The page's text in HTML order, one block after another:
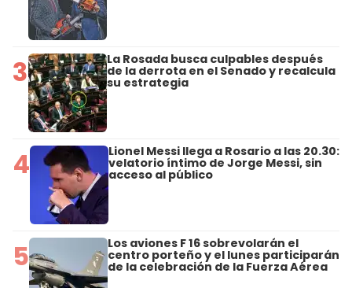
3 La Rosada busca culpables después
de la derrota en el Senado y recalcula
su estrategia
4 Lionel Messi llega a Rosario a las 20.30:
velatorio íntimo de Jorge Messi, sin
acceso al público
5 Los aviones F 16 sobrevolarán el
centro porteño y el lunes participarán
de la celebración de la Fuerza Aérea